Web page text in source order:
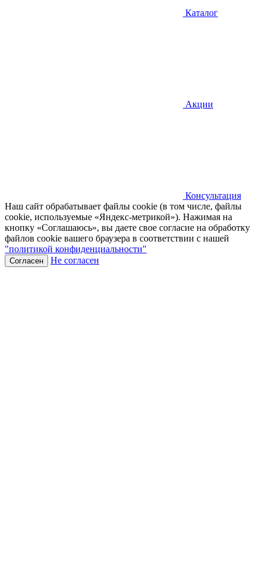
Каталог
Акции
Консультация
Наш сайт обрабатывает файлы cookie (в том числе, файлы
cookie, используемые «Яндекс-метрикой»). Нажимая на
кнопку «Соглашаюсь», вы даете свое согласие на обработку
файлов cookie вашего браузера в соответствии с нашей
"политикой конфиденциальности"
Согласен Не согласен